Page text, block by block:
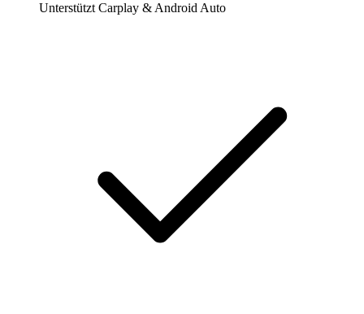
Unterstützt Carplay & Android Auto